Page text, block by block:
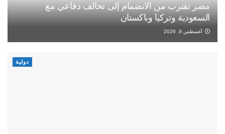
مصر تقترب من الانضمام إلى تحالف دفاعي مع
السعودية وتركيا وباكستان
أغسطس 9, 2026
دولية